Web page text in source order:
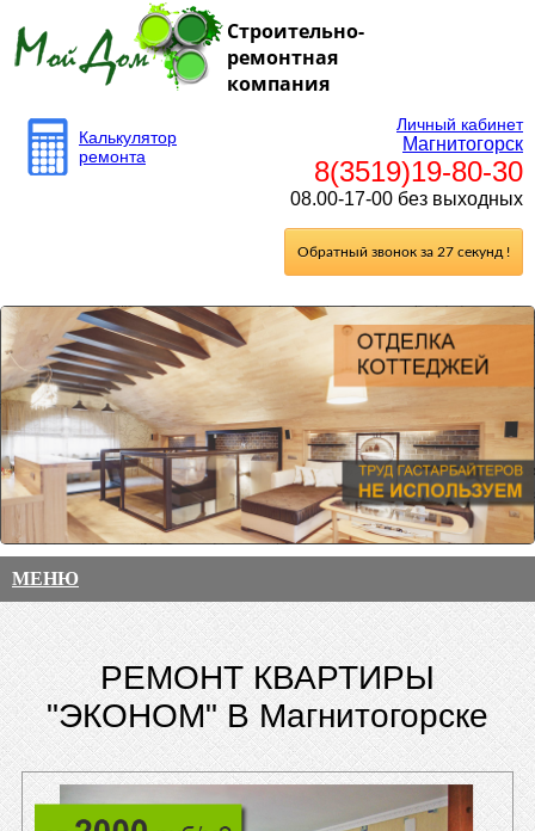
Строительно-
ремонтная
компания
Калькулятор
ремонта
Личный кабинет
Магнитогорск
8(3519)19-80-30
08.00-17-00 без выходных
Обратный звонок за 27 секунд !
МЕНЮ
РЕМОНТ КВАРТИРЫ
"ЭКОНОМ" В Магнитогорске